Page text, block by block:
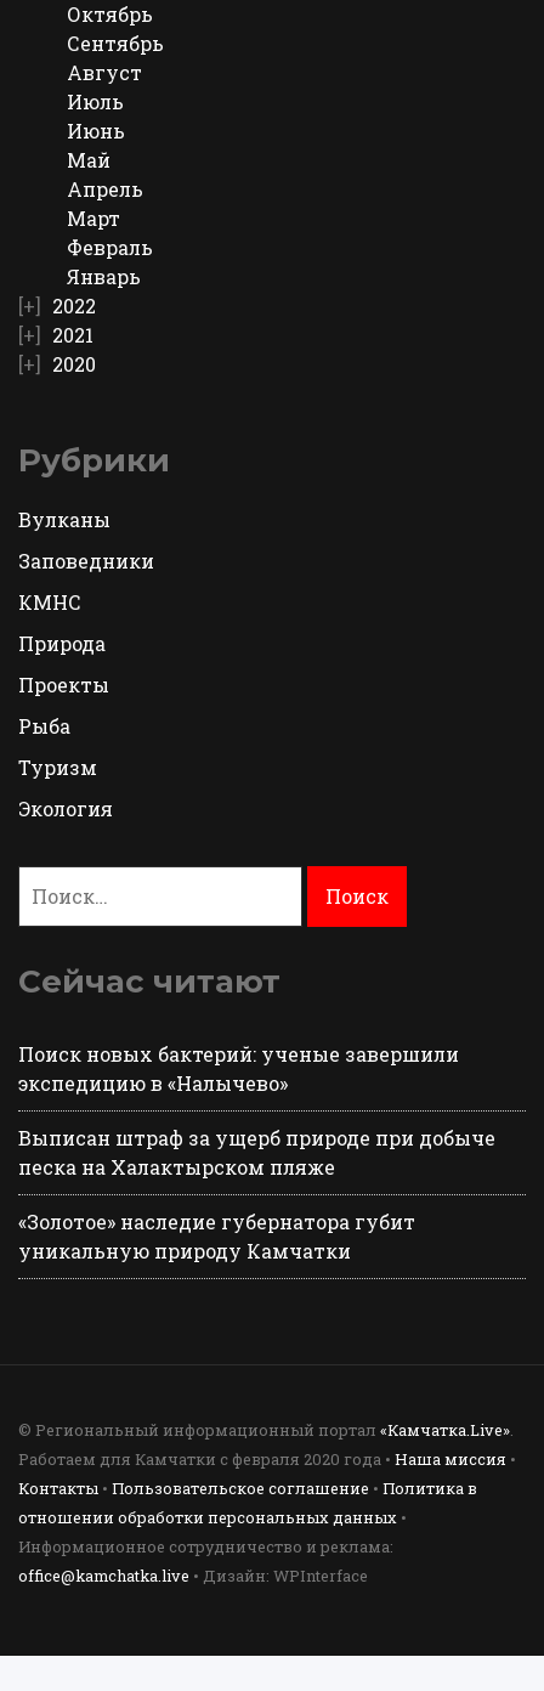
Октябрь
Сентябрь
Август
Июль
Июнь
Май
Апрель
Март
Февраль
Январь
2022
2021
2020
Рубрики
Вулканы
Заповедники
КМНС
Природа
Проекты
Рыба
Туризм
Экология
Сейчас читают
Поиск новых бактерий: ученые завершили
экспедицию в «Налычево»
Выписан штраф за ущерб природе при добыче
песка на Халактырском пляже
«Золотое» наследие губернатора губит
уникальную природу Камчатки
© Региональный информационный портал «Камчатка.Live»
Работаем для Камчатки с февраля 2020 года • Наша миссия •
Контакты • Пользовательское соглашение • Политика в
отношении обработки персональных данных •
Информационное сотрудничество и реклама:
office@kamchatka.live • Дизайн: WPInterface